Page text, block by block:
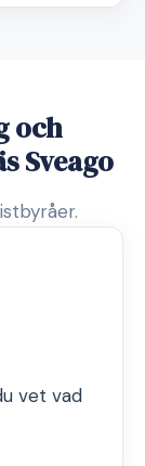
och
Sveago
vet vad